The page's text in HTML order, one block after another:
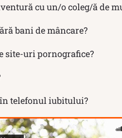
cu un/o coleg/ă de
bani de mâncare?
site-uri pornografice?
telefonul iubitului?